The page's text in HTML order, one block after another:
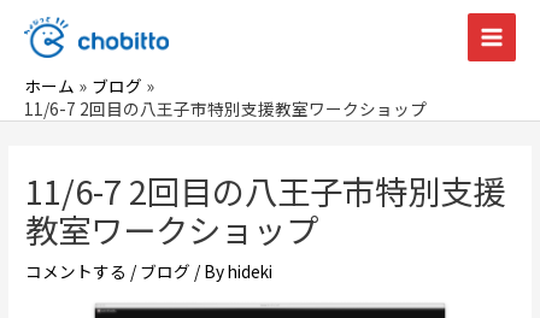
Main
ホーム
ブログ
11/6-7 2回目の八王子市特別支援教室ワークショップ
11/6-7 2回目の八王子市特別支援
教室ワークショップ
コメントする / ブログ / Byhideki